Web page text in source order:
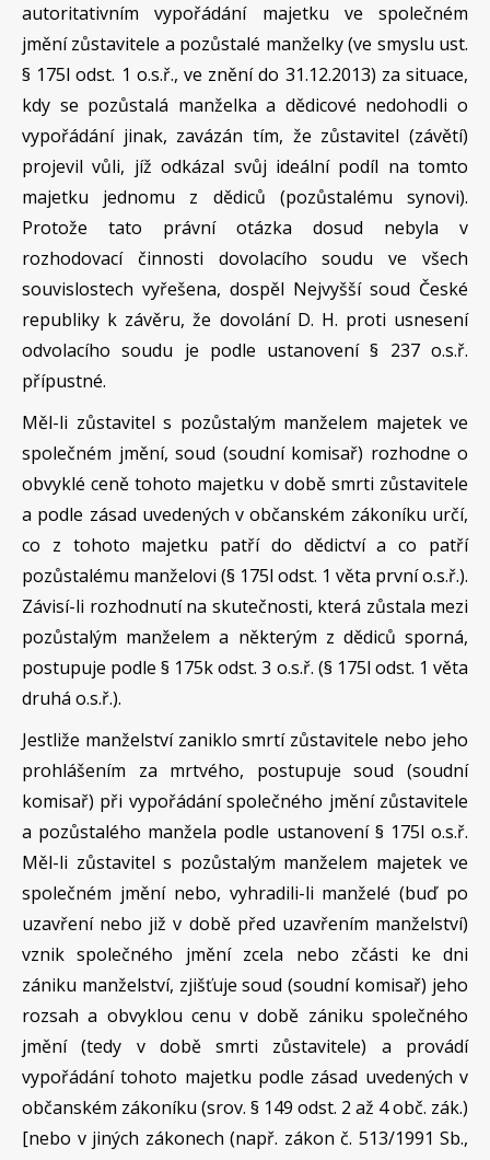
autoritativním vypořádání majetku ve společném
jmění zůstavitele a pozůstalé manželky (ve smyslu ust.
§ 175l odst. 1 o.s.ř., ve znění do 31.12.2013) za situace,
kdy se pozůstalá manželka a dědicové nedohodli o
vypořádání jinak, zavázán tím, že zůstavitel (závětí)
projevil vůli, jíž odkázal svůj ideální podíl na tomto
majetku jednomu z dědiců (pozůstalému synovi).
Protože tato právní otázka dosud nebyla v
rozhodovací činnosti dovolacího soudu ve všech
souvislostech vyřešena, dospěl Nejvyšší soud České
republiky k závěru, že dovolání D. H. proti usnesení
odvolacího soudu je podle ustanovení § 237 o.s.ř.
přípustné.
Měl-li zůstavitel s pozůstalým manželem majetek ve
společném jmění, soud (soudní komisař) rozhodne o
obvyklé ceně tohoto majetku v době smrti zůstavitele
a podle zásad uvedených v občanském zákoníku určí,
co z tohoto majetku patří do dědictví a co patří
pozůstalému manželovi (§ 175l odst. 1 věta první o.s.ř.).
Závisí-li rozhodnutí na skutečnosti, která zůstala mezi
pozůstalým manželem a některým z dědiců sporná,
postupuje podle § 175k odst. 3 o.s.ř. (§ 175l odst. 1 věta
druhá o.s.ř.).
Jestliže manželství zaniklo smrtí zůstavitele nebo jeho
prohlášením za mrtvého, postupuje soud (soudní
komisař) při vypořádání společného jmění zůstavitele
a pozůstalého manžela podle ustanovení § 175l o.s.ř.
Měl-li zůstavitel s pozůstalým manželem majetek ve
společném jmění nebo, vyhradili-li manželé (buď po
uzavření nebo již v době před uzavřením manželství)
vznik společného jmění zcela nebo zčásti ke dni
zániku manželství, zjišťuje soud (soudní komisař) jeho
rozsah a obvyklou cenu v době zániku společného
jmění (tedy v době smrti zůstavitele) a provádí
vypořádání tohoto majetku podle zásad uvedených v
občanském zákoníku (srov. § 149 odst. 2 až 4 obč. zák.)
[nebo v jiných zákonech (např. zákon č. 513/1991 Sb.,